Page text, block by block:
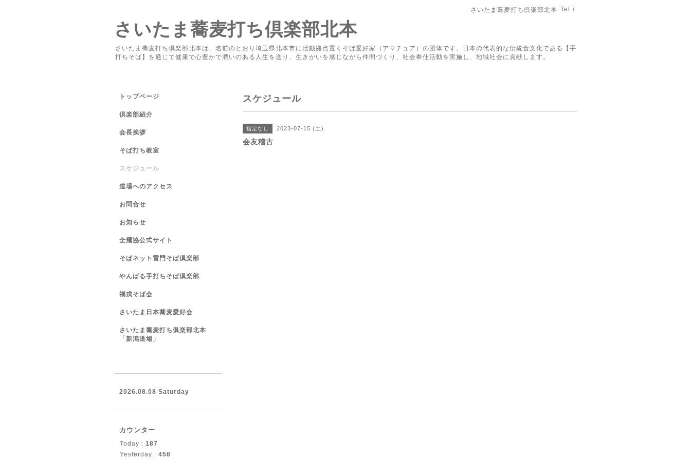
さいたま蕎麦打ち倶楽部北本 Tel /
さいたま蕎麦打ち倶楽部北本
さいたま蕎麦打ち倶楽部北本は、名前のとおり埼玉県北本市に活動拠点置くそば愛好家（アマチュア）の団体です。日本の代表的な伝統食文化である【手
打ちそば】を通じて健康で心豊かで潤いのある人生を送り、生きがいを感じながら仲間づくり、社会奉仕活動を実施し、地域社会に貢献します。
スケジュール
指定なし 2023-07-15 (土)
会友稽古
トップページ
倶楽部紹介
会長挨拶
そば打ち教室
スケジュール
道場へのアクセス
お問合せ
お知らせ
全麺協公式サイト
そばネット雷門そば倶楽部
やんばる手打ちそば倶楽部
福戎そば会
さいたま日本蕎麦愛好会
さいたま蕎麦打ち俱楽部北本
「新潟道場」
2026.08.08 Saturday
カウンター
Today : 187
Yesterday : 458